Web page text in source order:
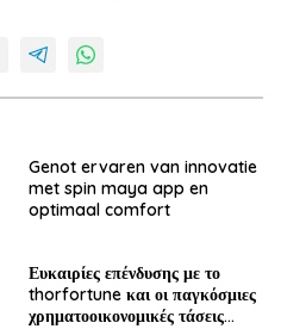
Genot ervaren van innovatie
met spin maya app en
optimaal comfort
Ευκαιρίες επένδυσης με το
thorfortune και οι παγκόσμιες
χρηματοοικονομικές τάσεις